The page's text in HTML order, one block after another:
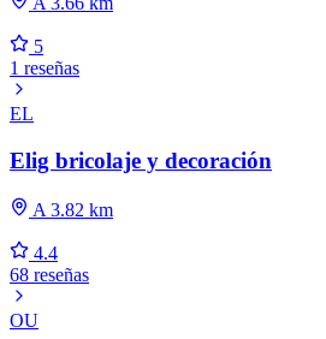
5
1 reseñas
EL
Elig bricolaje y decoración
A 3.82 km
4.4
68 reseñas
OU